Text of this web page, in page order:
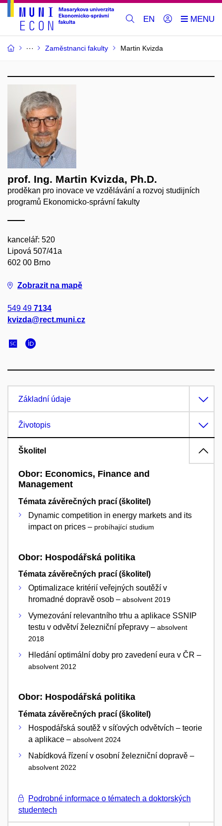
EN
Zaměstnanci fakulty Martin Kvizda
prof. Ing. Martin Kvizda, Ph.D.
proděkan pro inovace ve vzdělávání a rozvoj studijních
programů Ekonomicko-správní fakulty
kancelář: 520
Lipová 507/41a
602 00 Brno
Zobrazit na mapě
549 49 7134
kvizda@rect.muni.cz
Základní údaje
Životopis
Školitel
Obor: Economics, Finance and
Management
Témata závěrečných prací (školitel)
Dynamic competition in energy markets and its
impact on prices – probíhající studium
Obor: Hospodářská politika
Témata závěrečných prací (školitel)
Optimalizace kritérií veřejných soutěží v
hromadné dopravě osob – absolvent 2019
Vymezování relevantního trhu a aplikace SSNIP
testu v odvětví železniční přepravy – absolvent
2018
Hledání optimální doby pro zavedení eura v ČR –
absolvent 2012
Obor: Hospodářská politika
Témata závěrečných prací (školitel)
Hospodářská soutěž v síťových odvětvích – teorie
a aplikace – absolvent 2024
Nabídková řízení v osobní železniční dopravě –
absolvent 2022
Podrobné informace o tématech a doktorských
studentech